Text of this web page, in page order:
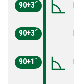
90+3´
90+3´
90+1´